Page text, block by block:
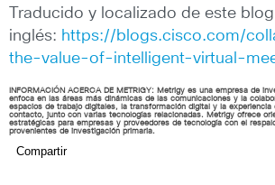
Traducido y localizado de este
inglés: https://blogs.cisco.com/
the-value-of-intelligent-virtual-
INFORMACIÓN ACERCA DE METRIGY: Metrigy es una empresa de
enfoca en las áreas más dinámicas de las comunicaciones y la
espacios de trabajo digitales, la transformación digital y la
contacto, junto con varias tecnologías relacionadas. Metrigy ofrece
estratégicas para empresas y proveedores de tecnología con el
provenientes de investigación primaria.
Compartir